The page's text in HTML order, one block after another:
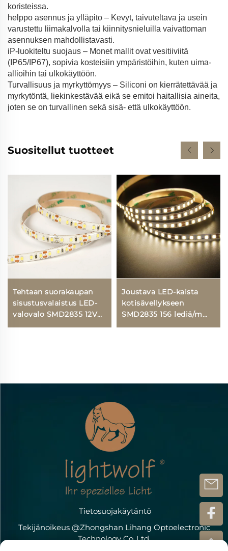
koristeissa.
helppo asennus ja ylläpito – Kevyt, taivuteltava ja usein
varustettu liimakalvolla tai kiinnitysnieluilla vaivattoman
asennuksen mahdollistavasti.
iP-luokiteltu suojaus – Monet mallit ovat vesitiiviitä
(IP65/IP67), sopivia kosteisiin ympäristöihin, kuten uima-
allioihin tai ulkokäyttöön.
Turvallisuus ja myrkyttömyys – Siliconi on kierrätettävää ja
myrkytöntä, liekinkestävää eikä se emitoi haitallisia aineita,
joten se on turvallinen sekä sisä- että ulkokäyttöön.
Suositellut tuotteet
Tehtaan suorakaupan
sisustusvalaistus LED-
valovalo SMD2835 12V
5mm IP20 joustava
Joustava LED-kaista
kotisävellykseen
SMD2835 156 lediä/m
DC24V 5 mm
Tietosuojakäytäntö
Tekijänoikeus @Zhongshan Lihang Optoelectronic
Technology Co.,Ltd.